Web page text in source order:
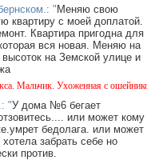
" Меняю свою
квартиру с моей доплатой.
Квартира пригодна для
вся новая. Меняю на
на Земской улице и
Ухоженная с ошейником.
"У дома №6 бегает
или может кому
бедолага. или может
забрать себе но
против.